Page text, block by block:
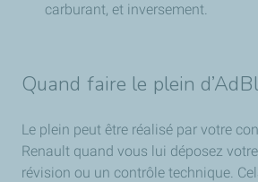
carburant, et inversement.
Quand faire le plein
Le plein peut être réalisé par votre
Renault quand vous lui déposez
révision ou un contrôle technique.